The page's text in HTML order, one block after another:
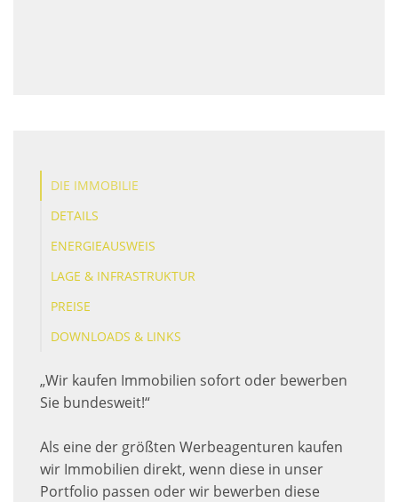
DIE IMMOBILIE
DETAILS
ENERGIEAUSWEIS
LAGE & INFRASTRUKTUR
PREISE
DOWNLOADS & LINKS
„Wir kaufen Immobilien sofort oder bewerben
Sie bundesweit!“
Als eine der größten Werbeagenturen kaufen
wir Immobilien direkt, wenn diese in unser
Portfolio passen oder wir bewerben diese